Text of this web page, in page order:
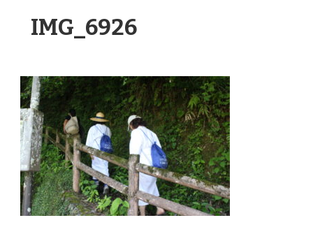
IMG_6926